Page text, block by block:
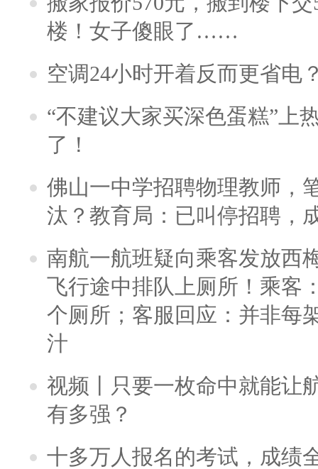
楼！女子傻眼了……
空调24小时开着反而更省电
“不建议大家买深色蛋糕”上
了！
佛山一中学招聘物理教师，
汰？教育局：已叫停招聘，
南航一航班疑向乘客发放西
飞行途中排队上厕所！乘客
个厕所；客服回应：并非每
汁
视频丨只要一枚命中就能让
有多强？
十多万人报名的考试，成绩